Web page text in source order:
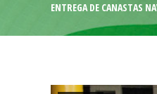
ENTREGA DE CANASTAS